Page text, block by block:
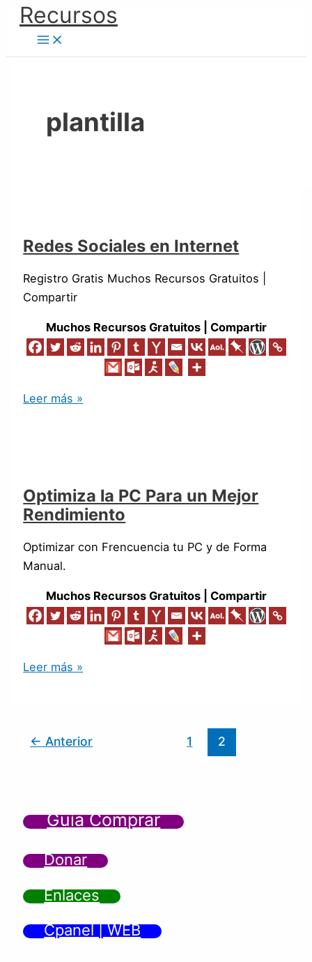
contenido
Recursos
plantilla
Redes Sociales en Internet
Registro Gratis Muchos Recursos Gratuitos |
Compartir
Muchos Recursos Gratuitos | Compartir
Redes
Sociales
Leer más »
Optimiza la PC Para un Mejor
Rendimiento
Optimizar con Frencuencia tu PC y de Forma
Manual.
Muchos Recursos Gratuitos | Compartir
Optimiza
la
PC
Rendimiento
Leer más »
← Anterior 1 2
Guía Comprar
Donar
Enlaces
Cpanel | WEB